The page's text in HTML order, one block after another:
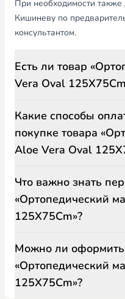
При необходимости также
Кишиневу по
консультантом.
Есть ли товар
Vera Oval
Какие способы
покупке товара
Aloe Vera Oval
Что важно знать
«Ортопедический
125X75Cm»?
Можно ли оформить
«Ортопедический
125X75Cm»?